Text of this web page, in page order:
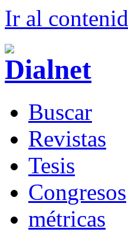
Ir al contenid
Buscar
Revistas
Tesis
Congresos
métricas